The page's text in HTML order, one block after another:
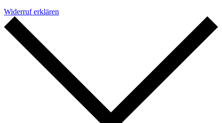
Widerruf erklären